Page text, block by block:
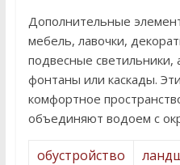
Дополнительные
мебель, лавочки,
подвесные
фонтаны или каскады.
комфортное
объединяют водоем с
обустройство